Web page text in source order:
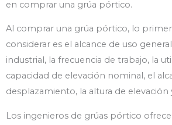
en comprar una grúa pórtico.
Al comprar una grúa pórtico, lo
considerar es el alcance de uso
industrial, la frecuencia de trabajo, la
capacidad de elevación nominal, el
desplazamiento, la altura de elevación
Los ingenieros de grúas pórtico